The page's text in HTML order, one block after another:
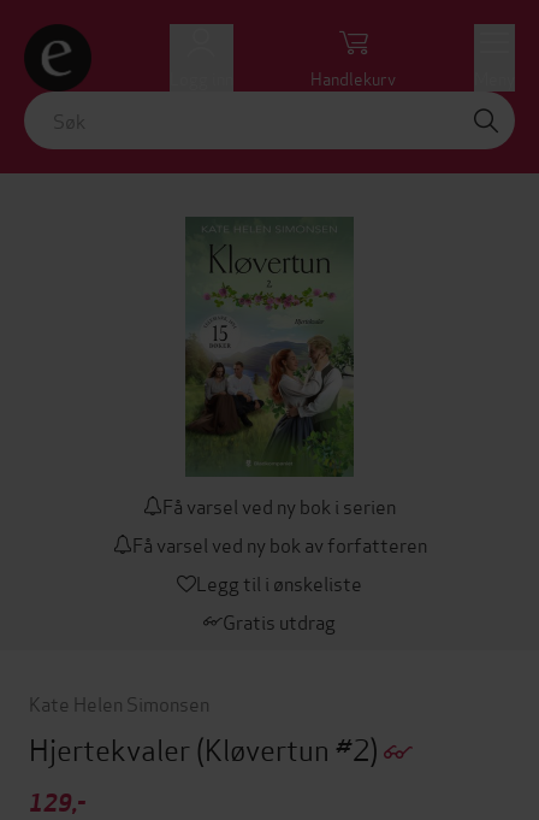
Handlekurv
Få varsel ved ny bok i serien
Få varsel ved ny bok av forfatteren
Legg til i ønskeliste
Gratis utdrag
Kate Helen Simonsen
Hjertekvaler(Kløvertun #2)
129,-